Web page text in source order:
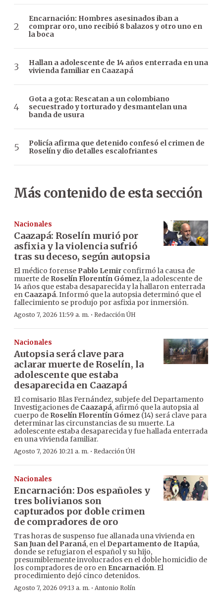
Encarnación: Hombres asesinados iban a
comprar oro, uno recibió 8 balazos y otro uno en
la boca
Hallan a adolescente de 14 años enterrada en una
vivienda familiar en Caazapá
Gota a gota: Rescatan a un colombiano
secuestrado y torturado y desmantelan una
banda de usura
Policía afirma que detenido confesó el crimen de
Roselín y dio detalles escalofriantes
Más contenido de esta sección
Nacionales
Caazapá: Roselín murió por
asfixia y la violencia sufrió
tras su deceso, según autopsia
El médico forense Pablo Lemir confirmó la causa de
muerte de Roselín Florentín Gómez, la adolescente de
14 años que estaba desaparecida y la hallaron enterrada
en Caazapá. Informó que la autopsia determinó que el
fallecimiento se produjo por asfixia por inmersión.
Agosto 7, 2026 11:59 a. m. · Redacción ÚH
Nacionales
Autopsia será clave para
aclarar muerte de Roselín, la
adolescente que estaba
desaparecida en Caazapá
El comisario Blas Fernández, subjefe del Departamento
Investigaciones de Caazapá, afirmó que la autopsia al
cuerpo de Roselín Florentín Gómez (14) será clave para
determinar las circunstancias de su muerte. La
adolescente estaba desaparecida y fue hallada enterrada
en una vivienda familiar.
Agosto 7, 2026 10:21 a. m. · Redacción ÚH
Nacionales
Encarnación: Dos españoles y
tres bolivianos son
capturados por doble crimen
de compradores de oro
Tras horas de suspenso fue allanada una vivienda en
San Juan del Paraná, en el Departamento de Itapúa,
donde se refugiaron el español y su hijo,
presumiblemente involucrados en el doble homicidio de
los compradores de oro en Encarnación. El
procedimiento dejó cinco detenidos.
Agosto 7, 2026 09:13 a. m. · Antonio Rolín